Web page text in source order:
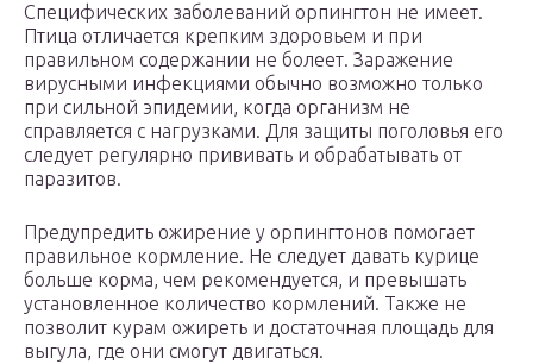
Специфических заболеваний орпингтон не имеет.
Птица отличается крепким здоровьем и при
правильном содержании не болеет. Заражение
вирусными инфекциями обычно возможно только
при сильной эпидемии, когда организм не
справляется с нагрузками. Для защиты поголовья его
следует регулярно прививать и обрабатывать от
паразитов.
Предупредить ожирение у орпингтонов помогает
правильное кормление. Не следует давать курице
больше корма, чем рекомендуется, и превышать
установленное количество кормлений. Также не
позволит курам ожиреть и достаточная площадь для
выгула, где они смогут двигаться.